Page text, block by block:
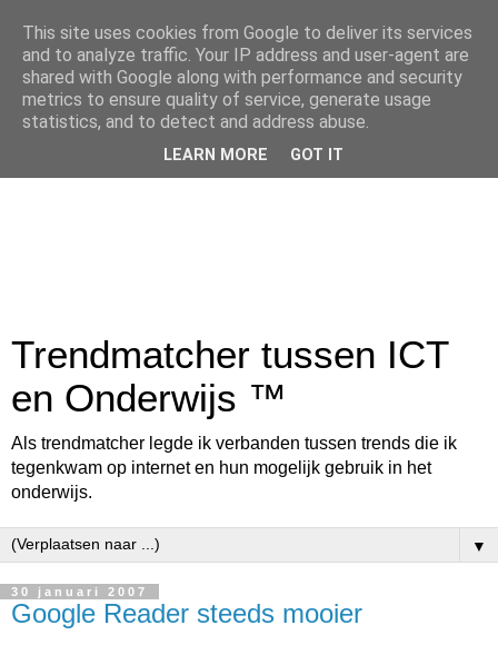
Trendmatcher tussen ICT
en Onderwijs ™
Als trendmatcher legde ik verbanden tussen trends die ik
tegenkwam op internet en hun mogelijk gebruik in het
onderwijs.
▼
30 januari 2007
Google Reader steeds mooier
This site uses cookies from Google to deliver its services
and to analyze traffic. Your IP address and user-agent are
shared with Google along with performance and security
metrics to ensure quality of service, generate usage
statistics, and to detect and address abuse.
LEARN MORE GOT IT